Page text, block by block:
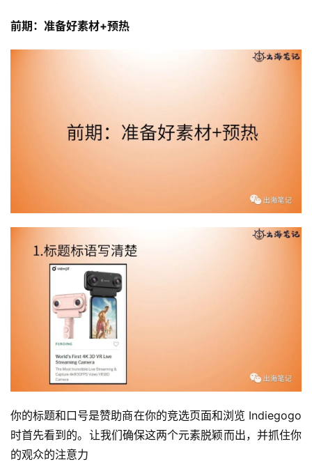
前期：准备好素材+预热
你的标题和口号是赞助商在你的竞选页面和浏览 Indiegogo
时首先看到的。让我们确保这两个元素脱颖而出，并抓住你
的观众的注意力